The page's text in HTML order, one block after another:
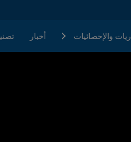
والإحصائيات أخبار